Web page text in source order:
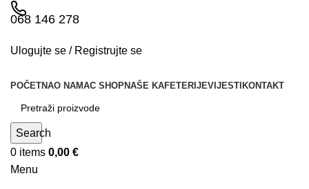
068 146 278
Ulogujte se / Registrujte se
POČETNAO NAMAC SHOPNAŠE KAFETERIJEVIJESTI KONTAKT
Search
0 items 0,00 €
Menu